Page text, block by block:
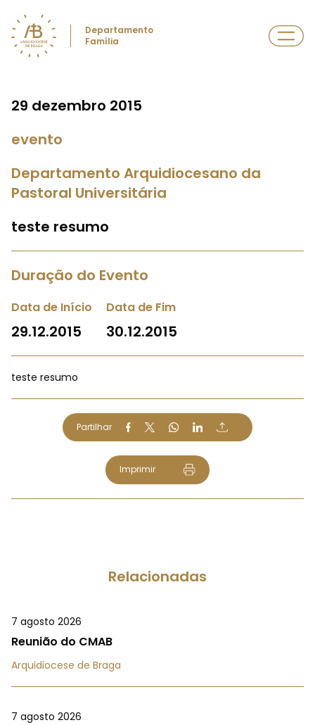
Departamento
Família
29 dezembro 2015
evento
Departamento Arquidiocesano da
Pastoral Universitária
teste resumo
Duração do Evento
Data de Início
29.12.2015
Data de Fim
30.12.2015
teste resumo
Partilhar
Imprimir
Relacionadas
7 agosto 2026
Reunião do CMAB
Arquidiocese de Braga
7 agosto 2026